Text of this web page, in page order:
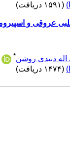
(۱۵۹۱ دریافت)
عروقی و
اله دبیدی روشن*
(۱۴۷۴ دریافت)